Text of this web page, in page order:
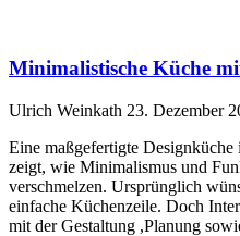
Minimalistische Küche
Ulrich Weinkath 23. Dezember
Eine maßgefertigte
zeigt, wie Minimalismus und
verschmelzen. Ursprünglich
einfache Küchenzeile. Doch
mit der Gestaltung ,Planung